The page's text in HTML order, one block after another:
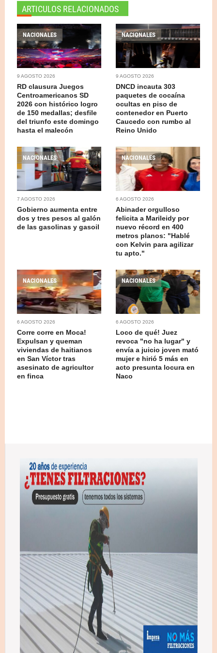
ARTICULOS RELACIONADOS
NACIONALES
9 AGOSTO 2026
RD clausura Juegos
Centroamericanos SD
2026 con histórico logro
de 150 medallas; desfile
del triunfo este domingo
hasta el malecón
NACIONALES
9 AGOSTO 2026
DNCD incauta 303
paquetes de cocaína
ocultas en piso de
contenedor en Puerto
Caucedo con rumbo al
Reino Unido
NACIONALES
7 AGOSTO 2026
Gobierno aumenta entre
dos y tres pesos al galón
de las gasolinas y gasoil
NACIONALES
6 AGOSTO 2026
Abinader orgulloso
felicita a Marileidy por
nuevo récord en 400
metros planos: "Hablé
con Kelvin para agilizar
tu apto."
NACIONALES
6 AGOSTO 2026
Corre corre en Moca!
Expulsan y queman
viviendas de haitianos
en San Víctor tras
asesinato de agricultor
en finca
NACIONALES
6 AGOSTO 2026
Loco de qué! Juez
revoca "no ha lugar" y
envía a juicio joven mató
mujer e hirió 5 más en
acto presunta locura en
Naco